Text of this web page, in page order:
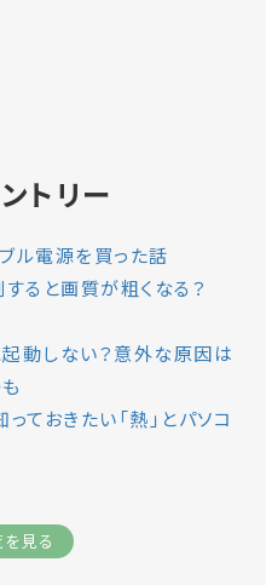
トリー
ル電源を買った話
ると画質が粗くなる？
動しない？意外な原因は
ておきたい「熱」とパソコ
見る